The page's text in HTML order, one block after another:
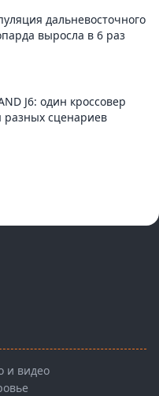
дальневосточного
выросла в 6 раз
J6: один кроссовер
разных сценариев
и видео